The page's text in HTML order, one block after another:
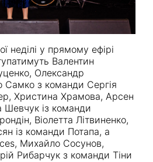
неділі у прямому ефірі
Валентин
Олександр
з команди Сергія
Христина Храмова, Арсен
Шевчук із команди
Віолетта Літвиненко,
із команди Потапа, а
Михайло Сосунов,
Рибарчук з команди Тіни